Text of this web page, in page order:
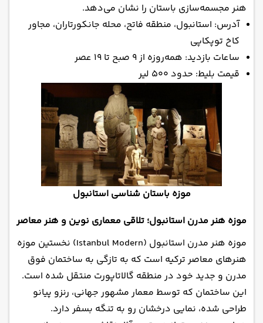
هنر مجسمه‌سازی باستان را نشان می‌دهد.
آدرس: استانبول، منطقه فاتح، محله جانکورتاران، مجاور
کاخ توپکاپی
ساعات بازدید: همه‌روزه از ۹ صبح تا ۱۹ عصر
قیمت بلیط: حدود ۵۰۰ لیر
موزه باستان شناسی استانبول
موزه هنر مدرن استانبول؛ تلاقی معماری نوین و هنر معاصر
موزه هنر مدرن استانبول (Istanbul Modern) نخستین موزه
هنرهای معاصر ترکیه است که به تازگی به ساختمان فوق
مدرن و جدید خود در منطقه گالاتاپورت منتقل شده است.
این ساختمان که توسط معمار مشهور جهانی، رنزو پیانو
طراحی شده، نمایی درخشان رو به تنگه بسفر دارد.